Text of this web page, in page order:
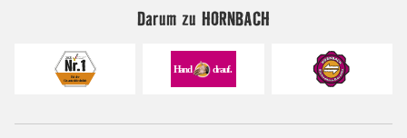
Darum zu HORNBACH